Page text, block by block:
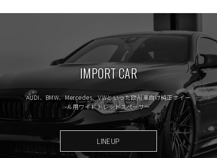
IMPORT CAR
AUDI、BMW、Mercedes、VWといった欧州車向け純正ホイー
ル用ワイドトレッドスペーサー
LINEUP